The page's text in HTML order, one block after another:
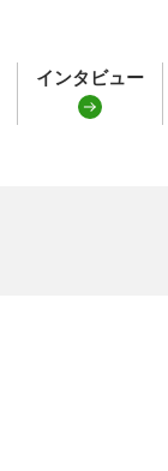
インタビュー